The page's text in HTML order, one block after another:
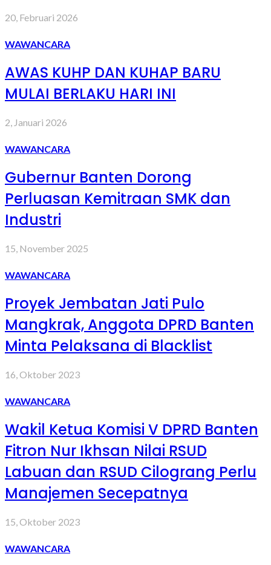
20, Februari 2026
WAWANCARA
AWAS KUHP DAN KUHAP BARU
MULAI BERLAKU HARI INI
2, Januari 2026
WAWANCARA
Gubernur Banten Dorong
Perluasan Kemitraan SMK dan
Industri
15, November 2025
WAWANCARA
Proyek Jembatan Jati Pulo
Mangkrak, Anggota DPRD Banten
Minta Pelaksana di Blacklist
16, Oktober 2023
WAWANCARA
Wakil Ketua Komisi V DPRD Banten
Fitron Nur Ikhsan Nilai RSUD
Labuan dan RSUD Cilograng Perlu
Manajemen Secepatnya
15, Oktober 2023
WAWANCARA